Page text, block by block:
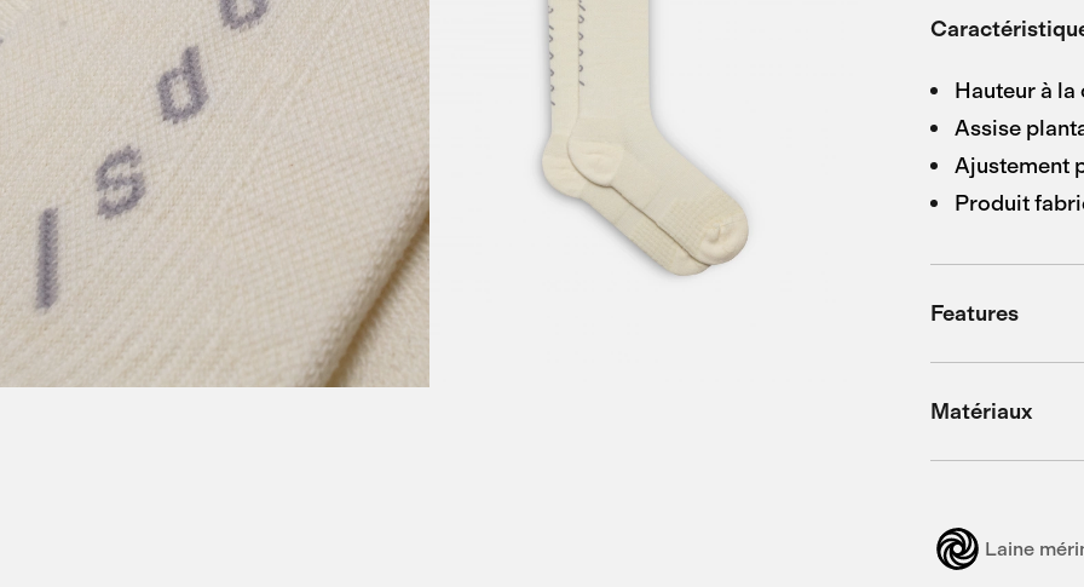
Hauteur à
Assise
Ajustement
Produit
Features
Matériaux
Laine